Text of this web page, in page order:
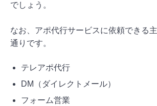
でしょう。
なお、アポ代行サービスに依頼できる
通りです。
テレアポ代行
DM（ダイレクトメール）
フォーム営業